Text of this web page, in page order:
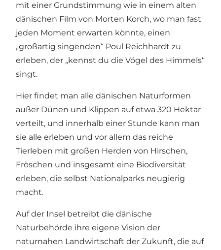
mit einer Grundstimmung wie in einem alten
dänischen Film von Morten Korch, wo man fast
jeden Moment erwarten könnte, einen
„großartig singenden“ Poul Reichhardt zu
erleben, der „kennst du die Vögel des Himmels“
singt.
Hier findet man alle dänischen Naturformen
außer Dünen und Klippen auf etwa 320 Hektar
verteilt, und innerhalb einer Stunde kann man
sie alle erleben und vor allem das reiche
Tierleben mit großen Herden von Hirschen,
Fröschen und insgesamt eine Biodiversität
erleben, die selbst Nationalparks neugierig
macht.
Auf der Insel betreibt die dänische
Naturbehörde ihre eigene Vision der
naturnahen Landwirtschaft der Zukunft, die auf